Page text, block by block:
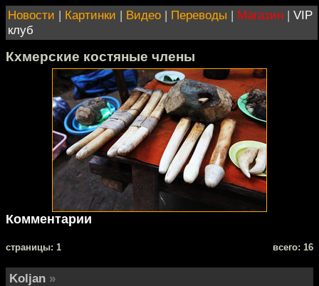
Новости | Картинки | Видео | Переводы | Магазин | VIP
клуб
Кхмерские костяные члены
Комментарии
cтраницы: 1 всего: 16
Koljan »